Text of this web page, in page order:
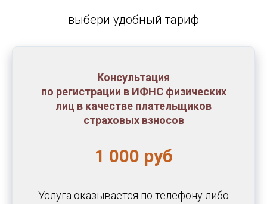
выбери удобный тариф
Консультация
по регистрации в ИФНС физических
лиц в качестве плательщиков
страховых взносов
1 000 руб
Услуга оказывается по телефону либо